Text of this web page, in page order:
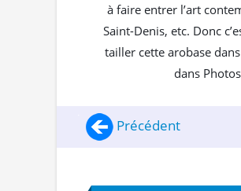
à faire entrer l’art
Saint-Denis, etc. Donc
tailler cette arobase
dans
Précédent